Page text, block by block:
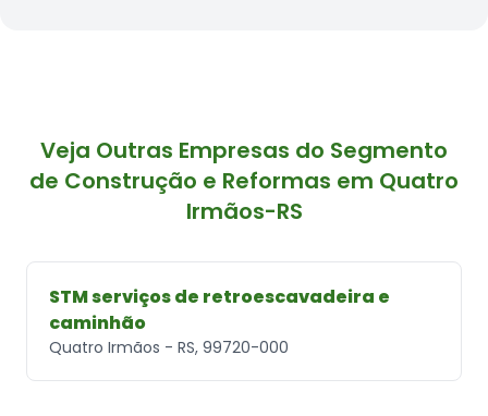
Veja Outras Empresas do Segmento
de Construção e Reformas em Quatro
Irmãos-RS
STM serviços de retroescavadeira e
caminhão
Quatro Irmãos - RS, 99720-000